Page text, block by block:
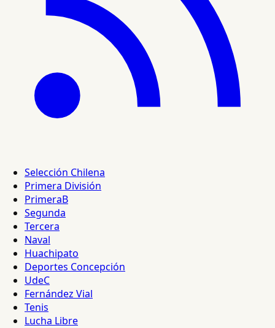
Selección Chilena
Primera División
PrimeraB
Segunda
Tercera
Naval
Huachipato
Deportes Concepción
UdeC
Fernández Vial
Tenis
Lucha Libre